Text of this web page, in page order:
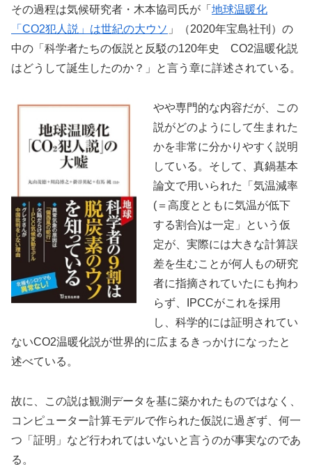
その過程は気候研究者・木本協司氏が「 地球温暖化
「CO2犯人説」は世紀の大ウソ 」（2020年宝島社刊）の
中の「科学者たちの仮説と反駁の120年史 CO2温暖化説
はどうして誕生したのか？」と言う章に詳述されている。
やや専門的な内容だが、この
説がどのようにして生まれた
かを非常に分かりやすく説明
している。そして、真鍋基本
論文で用いられた「気温減率
(＝高度とともに気温が低下
する割合)は一定」という仮
定が、実際には大きな計算誤
差を生むことが何人もの研究
者に指摘されていたにも拘わ
らず、IPCCがこれを採用
し、科学的には証明されてい
ないCO2温暖化説が世界的に広まるきっかけになったと
述べている。
故に、この説は観測データを基に築かれたものではなく、
コンピューター計算モデルで作られた仮説に過ぎず、何一
つ「証明」など行われてはいないと言うのが事実なのであ
る。